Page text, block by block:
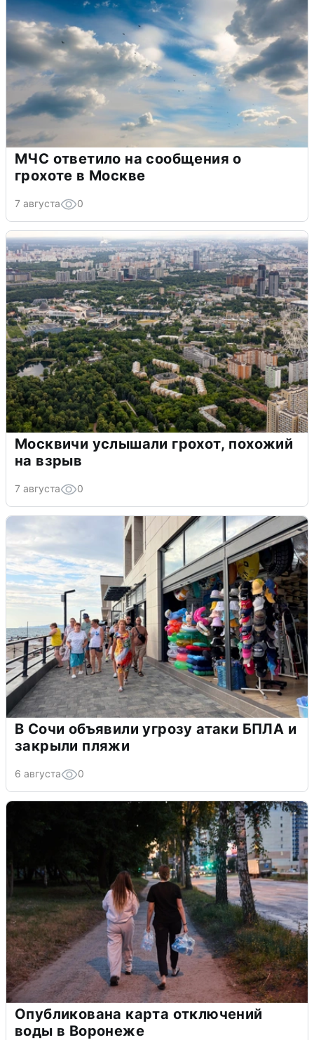
МЧС ответило на сообщения о
грохоте в Москве
7 августа 0
Москвичи услышали грохот, похожий
на взрыв
7 августа 0
В Сочи объявили угрозу атаки БПЛА и
закрыли пляжи
6 августа 0
Опубликована карта отключений
воды в Воронеже